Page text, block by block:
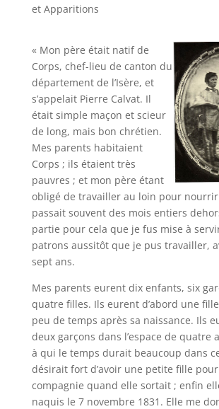
et Apparitions
« Mon père était natif de
Corps, chef-lieu de canton du
département de l’Isère, et
s’appelait Pierre Calvat. Il
était simple maçon et scieur
de long, mais bon chrétien.
Mes parents habitaient
Corps ; ils étaient très
pauvres ; et mon père étant
obligé de travailler au loin pour
passait souvent des mois entiers
partie pour cela que je fus mise à
patrons aussitôt que je pus travailler,
sept ans.
Mes parents eurent dix enfants, six
quatre filles. Ils eurent d’abord une
peu de temps après sa naissance. Ils
deux garçons dans l’espace de quatre
à qui le temps durait beaucoup dans
désirait fort d’avoir une petite fille
compagnie quand elle sortait ; enfin
naquis le 7 novembre 1831. Elle me